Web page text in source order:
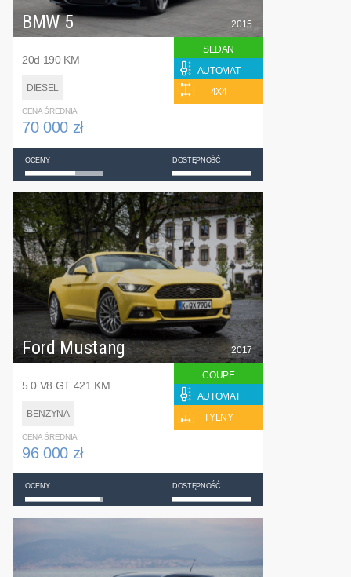
BMW 5
20d 190 KM
DIESEL
2015
SEDAN
AUTOMAT
4X4
CENA ŚREDNIA
70 000 zł
OCENY DOSTĘPNOŚĆ
Ford Mustang
5.0 V8 GT 421 KM
BENZYNA
2017
COUPE
AUTOMAT
TYLNY
CENA ŚREDNIA
96 000 zł
OCENY DOSTĘPNOŚĆ